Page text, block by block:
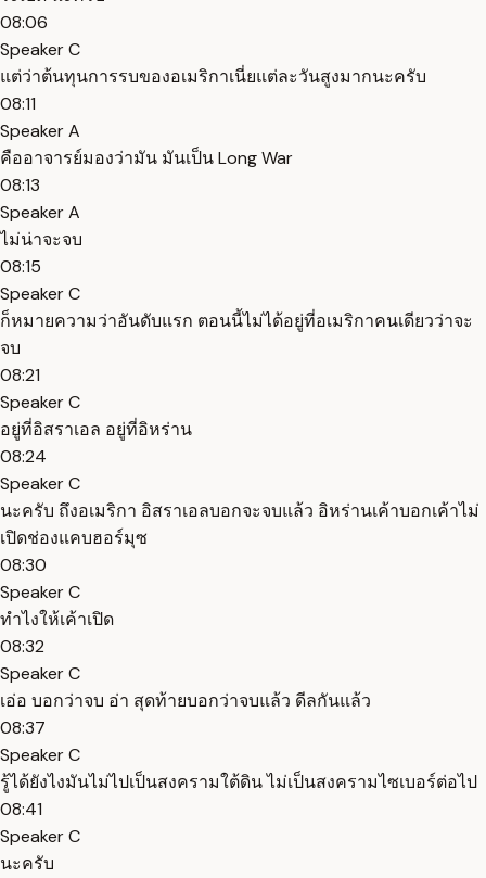
08:06
Speaker C
แต่ว่าต้นทุนการรบของอเมริกาเนี่ยแต่ละวันสูงมากนะครับ
08:11
Speaker A
คืออาจารย์มองว่ามัน มันเป็น Long War
08:13
Speaker A
ไม่น่าจะจบ
08:15
Speaker C
ก็หมายความว่าอันดับแรก ตอนนี้ไม่ได้อยู่ที่อเมริกาคนเดียวว่าจะ
จบ
08:21
Speaker C
อยู่ที่อิสราเอล อยู่ที่อิหร่าน
08:24
Speaker C
นะครับ ถึงอเมริกา อิสราเอลบอกจะจบแล้ว อิหร่านเค้าบอกเค้าไม่
เปิดช่องแคบฮอร์มุซ
08:30
Speaker C
ทำไงให้เค้าเปิด
08:32
Speaker C
เอ่อ บอกว่าจบ อ่า สุดท้ายบอกว่าจบแล้ว ดีลกันแล้ว
08:37
Speaker C
รู้ได้ยังไงมันไม่ไปเป็นสงครามใต้ดิน ไม่เป็นสงครามไซเบอร์ต่อไป
08:41
Speaker C
นะครับ